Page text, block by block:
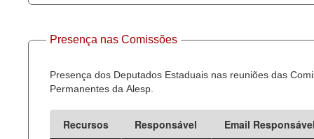
Presença nas Comissões
Presença dos Deputados Estaduais nas reuniões das
Permanentes da Alesp.
Recursos Responsável
Email